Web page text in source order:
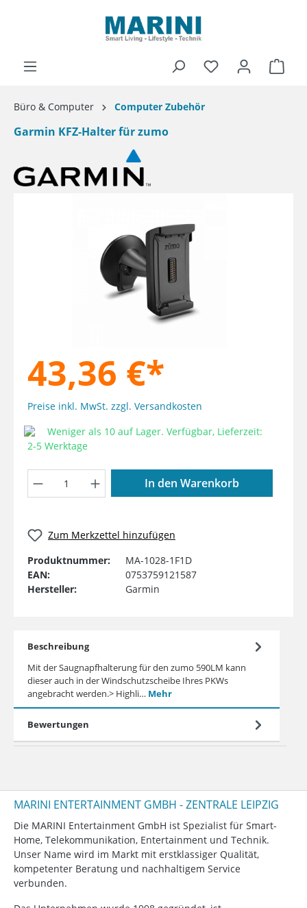
Büro & Computer Computer Zubehör
Garmin KFZ-Halter für zumo
43,36 €*
Preise inkl. MwSt. zzgl. Versandkosten
Weniger als 10 auf Lager. Verfügbar, Lieferzeit:
2-5 Werktage
Produkt Anzahl: Gib den
In den Warenkorb
Zum Merkzettel hinzufügen
Produktnummer:
MA-1028-1F1D
EAN:
0753759121587
Hersteller:
Garmin
Beschreibung
Mit der Saugnapfhalterung für den zumo 590LM kann
dieser auch in der Windschutzscheibe Ihres PKWs
angebracht werden.> Highli… Mehr
Bewertungen
MARINI ENTERTAINMENT GMBH - ZENTRALE LEIPZIG
Die MARINI Entertainment GmbH ist Spezialist für Smart-
Home, Telekommunikation, Entertainment und Technik.
Unser Name wird im Markt mit erstklassiger Qualität,
kompetenter Beratung und nachhaltigem Service
verbunden.